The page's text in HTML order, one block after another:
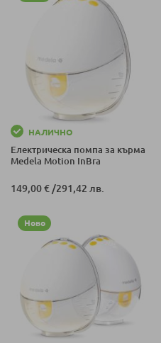
НАЛИЧНО
Електрическа помпа за кърма
Medela Motion InBra
149,00 € /291,42 лв.
Ново